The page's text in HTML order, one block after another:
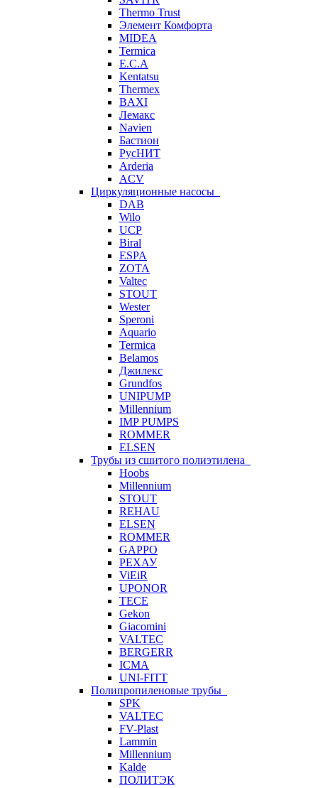
Thermo Trust
Элемент Комфорта
MIDEA
Termica
E.C.A
Kentatsu
Thermex
BAXI
Лемакс
Navien
Бастион
РусНИТ
Arderia
ACV
Циркуляционные насосы
DAB
Wilo
UCP
Biral
ESPA
ZOTA
Valtec
STOUT
Wester
Speroni
Aquario
Termica
Belamos
Джилекс
Grundfos
UNIPUMP
Millennium
IMP PUMPS
ROMMER
ELSEN
Трубы из сшитого полиэтилена
Hoobs
Millennium
STOUT
REHAU
ELSEN
ROMMER
GAPPO
РЕХАУ
ViEiR
UPONOR
TECE
Gekon
Giacomini
VALTEC
BERGERR
ICMA
UNI-FITT
Полипропиленовые трубы
SPK
VALTEC
FV-Plast
Lammin
Millennium
Kalde
ПОЛИТЭК